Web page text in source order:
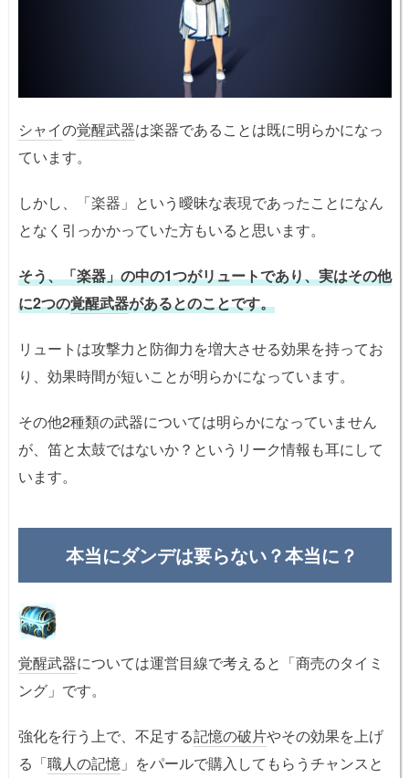
シャイの覚醒武器は楽器であることは既に明らかになっ
ています。
しかし、「楽器」という曖昧な表現であったことになん
となく引っかかっていた方もいると思います。
そう、「楽器」の中の1つがリュートであり、実はその他
に2つの覚醒武器があるとのことです。
リュートは攻撃力と防御力を増大させる効果を持ってお
り、効果時間が短いことが明らかになっています。
その他2種類の武器については明らかになっていません
が、笛と太鼓ではないか？というリーク情報も耳にして
います。
本当にダンデは要らない？本当に？
覚醒武器については運営目線で考えると「商売のタイミ
ング」です。
強化を行う上で、不足する記憶の破片やその効果を上げ
る「職人の記憶 」をパールで購入してもらうチャンスと